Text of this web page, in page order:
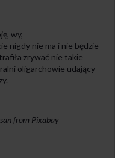
wy,
nigdy nie ma i nie będzie
zrywać nie takie
oligarchowie udający
from Pixabay